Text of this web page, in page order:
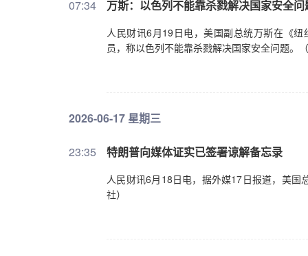
07:34 万斯：以色列不能靠杀戮解决国家安全问
人民财讯6月19日电，美国副总统万斯在《
员，称以色列不能靠杀戮解决国家安全问题。
2026-06-17 星期三
23:35 特朗普向媒体证实已签署谅解备忘录
人民财讯6月18日电，据外媒17日报道，美国
社）